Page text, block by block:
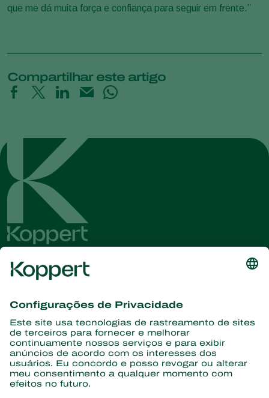
que me dá muita força e confiança para seguir em frente.”
Compartilhar este artigo
informações
Assine aqui
Parceiros com a natureza